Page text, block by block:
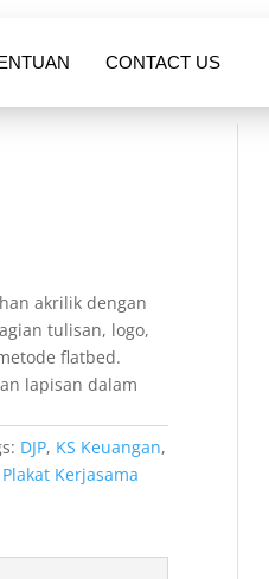
CONTACT US
akrilik dengan
tulisan, logo,
flatbed.
lapisan dalam
DJP, KS Keuangan,
Plakat Kerjasama